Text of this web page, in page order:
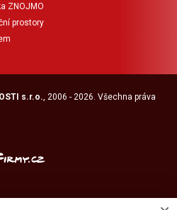
ZNOJMO
prostory
s.r.o., 2006 - 2026. Všechna práva